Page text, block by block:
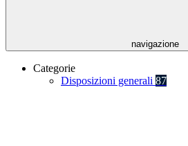
navigazione
Categorie
Disposizioni generali 87